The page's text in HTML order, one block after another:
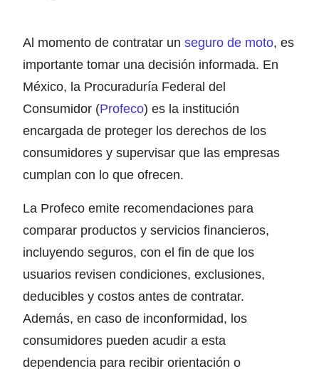
Al momento de contratar un seguro de moto, es
importante tomar una decisión informada. En
México, la Procuraduría Federal del
Consumidor (Profeco) es la institución
encargada de proteger los derechos de los
consumidores y supervisar que las empresas
cumplan con lo que ofrecen.
La Profeco emite recomendaciones para
comparar productos y servicios financieros,
incluyendo seguros, con el fin de que los
usuarios revisen condiciones, exclusiones,
deducibles y costos antes de contratar.
Además, en caso de inconformidad, los
consumidores pueden acudir a esta
dependencia para recibir orientación o